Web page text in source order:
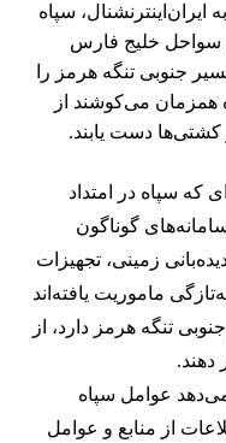
سپاه
سواحل خلیج فارس
جنوبی تنگه هرمز را
همزمان می‌کوشند از
کشتی‌ها دست یابند.
که سپاه در امتداد
گوناگون
زمینی، تجهیزات
ماموریت یافته‌اند
تنگه هرمز دارد، از
دهند.
عوامل سپاه
از منابع و عوامل